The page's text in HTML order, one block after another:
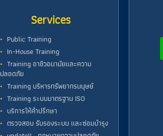
Services
Public Training
In-House Training
Training อาชีวอนามัยและความ
ปลอดภัย
Training บริหารทรัพยากรมนุษย์
Training ระบบมาตรฐาน ISO
บริการให้คำปรึกษา
ตรวจสอบ รับรองระบบ และซ่อมบำรุง